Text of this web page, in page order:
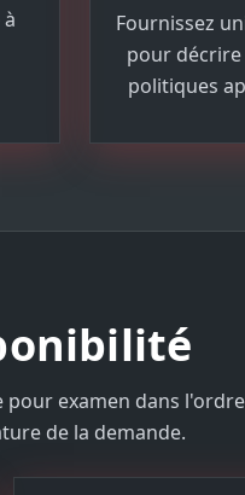
Fournissez
pour décrire
politiques
examen dans
de la demande.